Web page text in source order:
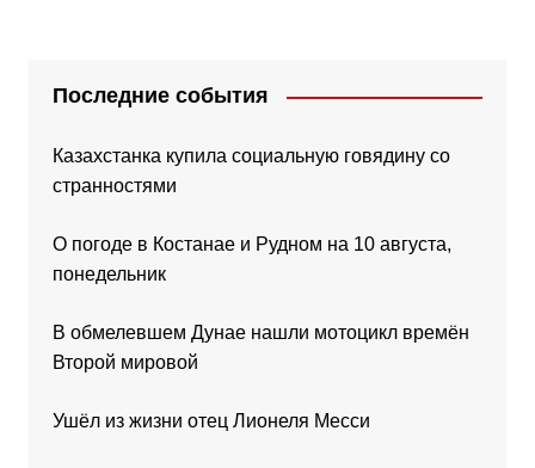
Последние события
Казахстанка купила социальную говядину со
странностями
О погоде в Костанае и Рудном на 10 августа,
понедельник
В обмелевшем Дунае нашли мотоцикл времён
Второй мировой
Ушёл из жизни отец Лионеля Месси